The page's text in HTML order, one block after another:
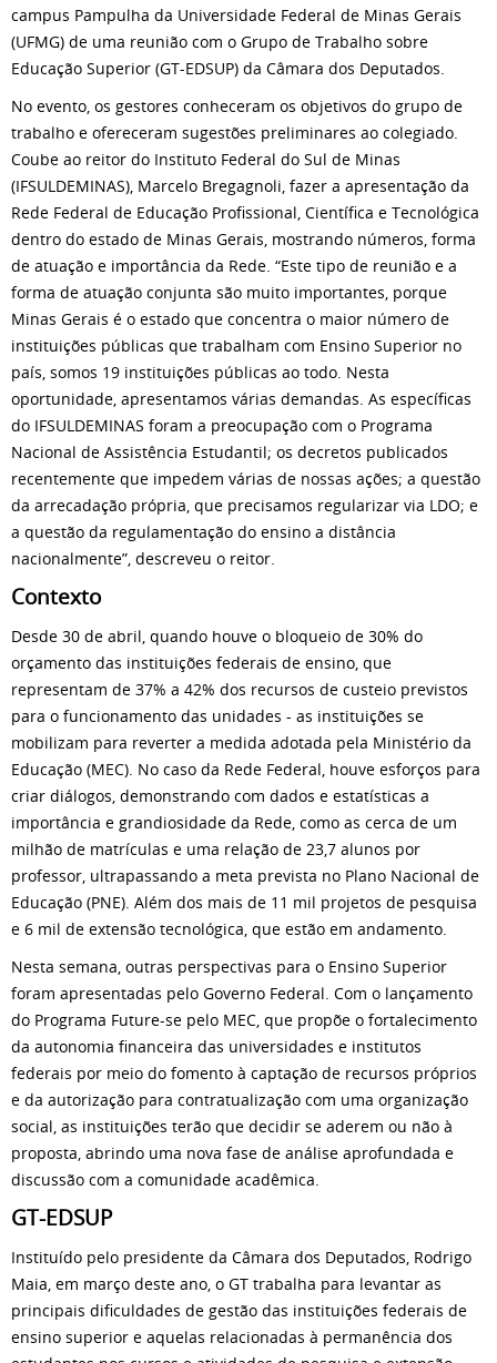
campus Pampulha da Universidade Federal de Minas Gerais
(UFMG) de uma reunião com o Grupo de Trabalho sobre
Educação Superior (GT-EDSUP) da Câmara dos Deputados.
No evento, os gestores conheceram os objetivos do grupo de
trabalho e ofereceram sugestões preliminares ao colegiado.
Coube ao reitor do Instituto Federal do Sul de Minas
(IFSULDEMINAS), Marcelo Bregagnoli, fazer a apresentação da
Rede Federal de Educação Profissional, Científica e Tecnológica
dentro do estado de Minas Gerais, mostrando números, forma
de atuação e importância da Rede. “Este tipo de reunião e a
forma de atuação conjunta são muito importantes, porque
Minas Gerais é o estado que concentra o maior número de
instituições públicas que trabalham com Ensino Superior no
país, somos 19 instituições públicas ao todo. Nesta
oportunidade, apresentamos várias demandas. As específicas
do IFSULDEMINAS foram a preocupação com o Programa
Nacional de Assistência Estudantil; os decretos publicados
recentemente que impedem várias de nossas ações; a questão
da arrecadação própria, que precisamos regularizar via LDO; e
a questão da regulamentação do ensino a distância
nacionalmente”, descreveu o reitor.
Contexto
Desde 30 de abril, quando houve o bloqueio de 30% do
orçamento das instituições federais de ensino, que
representam de 37% a 42% dos recursos de custeio previstos
para o funcionamento das unidades - as instituições se
mobilizam para reverter a medida adotada pela Ministério da
Educação (MEC). No caso da Rede Federal, houve esforços para
criar diálogos, demonstrando com dados e estatísticas a
importância e grandiosidade da Rede, como as cerca de um
milhão de matrículas e uma relação de 23,7 alunos por
professor, ultrapassando a meta prevista no Plano Nacional de
Educação (PNE). Além dos mais de 11 mil projetos de pesquisa
e 6 mil de extensão tecnológica, que estão em andamento.
Nesta semana, outras perspectivas para o Ensino Superior
foram apresentadas pelo Governo Federal. Com o lançamento
do Programa Future-se pelo MEC, que propõe o fortalecimento
da autonomia financeira das universidades e institutos
federais por meio do fomento à captação de recursos próprios
e da autorização para contratualização com uma organização
social, as instituições terão que decidir se aderem ou não à
proposta, abrindo uma nova fase de análise aprofundada e
discussão com a comunidade acadêmica.
GT-EDSUP
Instituído pelo presidente da Câmara dos Deputados, Rodrigo
Maia, em março deste ano, o GT trabalha para levantar as
principais dificuldades de gestão das instituições federais de
ensino superior e aquelas relacionadas à permanência dos